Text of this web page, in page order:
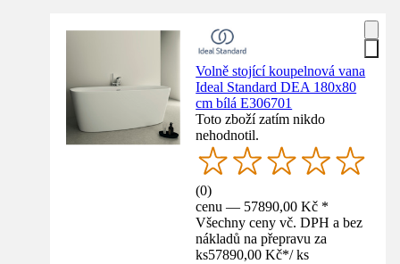
Volně stojící koupelnová vana
Ideal Standard DEA 180x80
cm bílá E306701
Toto zboží zatím nikdo
nehodnotil.
(0)
cenu — 57890,00 Kč *
Všechny ceny vč. DPH a bez
nákladů na přepravu za
ks57890,00 Kč*/ ks